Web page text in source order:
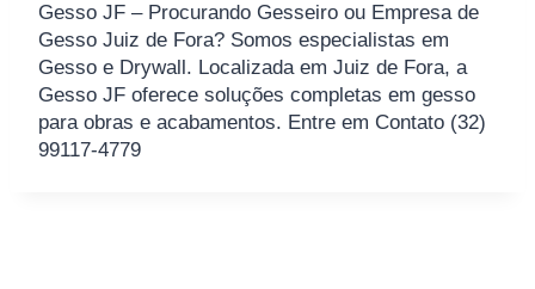
Gesso JF – Procurando Gesseiro ou Empresa de
Gesso Juiz de Fora? Somos especialistas em
Gesso e Drywall. Localizada em Juiz de Fora, a
Gesso JF oferece soluções completas em gesso
para obras e acabamentos. Entre em Contato (32)
99117-4779